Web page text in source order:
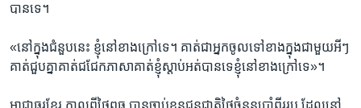
បានទេ។
«នៅ​ក្នុង​ជំនួប​នេះ​ ខ្ញុំ​នៅ​ខាងក្រៅទេ។​ គាត់​ជាអ្នក​ចូលទៅ​ខាងក្នុង​ជាមួយអីៗ​
គាត់​ជួប​គ្នា​គាត់​ជជែក​ភាសា​គាត់​ខ្ញុំ​ស្តាប់​អត់បាន​ទេ​ខ្ញុំ​នៅ​ខាងក្រៅ​ទេ»។
អាជ្ញាធរ​ខ្មែរ​ កាលពី​ថ្ងៃពុធ ​បាន​ចាប់ខ្លួន​ជនជាតិ​ថៃ​ចំនួន​ប្រាំពីររូប​ ដែល​នៅ